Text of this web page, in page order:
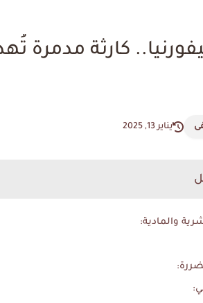
كارثة
يناير 13, 2025
والمادية: